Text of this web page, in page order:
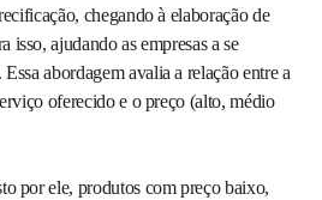
chegando à elaboração de
isso, ajudando as empresas a se
abordagem avalia a relação entre a
oferecido e o preço (alto, médio
por ele, produtos com preço baixo,